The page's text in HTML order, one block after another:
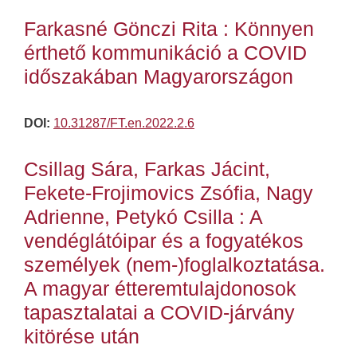
Farkasné Gönczi Rita : Könnyen
érthető kommunikáció a COVID
időszakában Magyarországon
DOI: 10.31287/FT.en.2022.2.6
Csillag Sára, Farkas Jácint,
Fekete-Frojimovics Zsófia, Nagy
Adrienne, Petykó Csilla : A
vendéglátóipar és a fogyatékos
személyek (nem-)foglalkoztatása.
A magyar étteremtulajdonosok
tapasztalatai a COVID-járvány
kitörése után